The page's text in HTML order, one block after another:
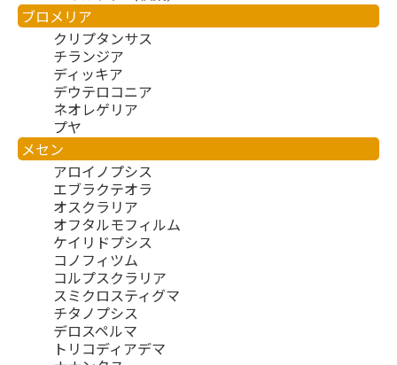
ブロメリア
クリプタンサス
チランジア
ディッキア
デウテロコニア
ネオレゲリア
プヤ
メセン
アロイノプシス
エブラクテオラ
オスクラリア
オフタルモフィルム
ケイリドプシス
コノフィツム
コルプスクラリア
スミクロスティグマ
チタノプシス
デロスペルマ
トリコディアデマ